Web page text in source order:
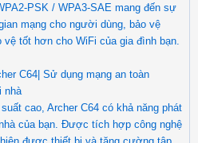
PSK / WPA3-SAE mang đến sự
mạng cho người dùng, bảo vệ
tốt hơn cho WiFi của gia đình bạn.
C64| Sử dụng mạng an toàn
nhà
cao, Archer C64 có khả năng phát
của bạn. Được tích hợp công nghệ